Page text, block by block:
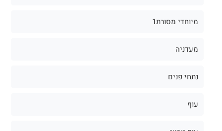
מיוחדי מסורת1
מעדניה
נתחי פנים
עוף